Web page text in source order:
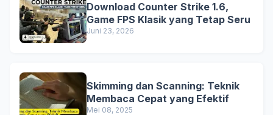
Download Counter Strike 1.6,
Game FPS Klasik yang Tetap Seru
Juni 23, 2026
Skimming dan Scanning: Teknik
Membaca Cepat yang Efektif
Mei 08, 2025